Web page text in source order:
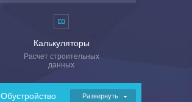
Обустройство Развернуть
Калькуляторы
Расчет строительных
данных